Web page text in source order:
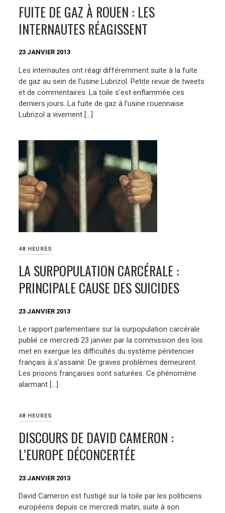
FUITE DE GAZ À ROUEN : LES
INTERNAUTES RÉAGISSENT
23 JANVIER 2013
Les internautes ont réagi différemment suite à la fuite
de gaz au sein de l’usine Lubrizol. Petite revue de tweets
et de commentaires. La toile s’est enflammée ces
derniers jours. La fuite de gaz à l’usine rouennaise
Lubrizol a vivement […]
48 HEURES
LA SURPOPULATION CARCÉRALE :
PRINCIPALE CAUSE DES SUICIDES
23 JANVIER 2013
Le rapport parlementaire sur la surpopulation carcérale
publié ce mercredi 23 janvier par la commission des lois
met en exergue les difficultés du système pénitencier
français à s’assainir. De graves problèmes demeurent.
Les prisons françaises sont saturées. Ce phénomène
alarmant […]
48 HEURES
DISCOURS DE DAVID CAMERON :
L’EUROPE DÉCONCERTÉE
23 JANVIER 2013
David Cameron est fustigé sur la toile par les politiciens
européens depuis ce mercredi matin, suite à son